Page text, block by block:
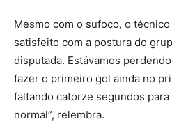
Mesmo com o sufoco, o
satisfeito com a postura do
disputada. Estávamos
fazer o primeiro gol ainda no
faltando catorze segundos
normal”, relembra.